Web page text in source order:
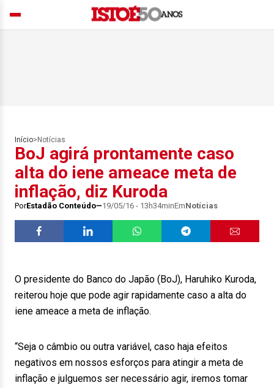
Início> Notícias
BoJ agirá prontamente caso
alta do iene ameace meta de
inflação, diz Kuroda
PorEstadão Conteúdo 19/05/16 - 13h34minEmNotícias
O presidente do Banco do Japão (BoJ), Haruhiko Kuroda,
reiterou hoje que pode agir rapidamente caso a alta do
iene ameace a meta de inflação.
“Seja o câmbio ou outra variável, caso haja efeitos
negativos em nossos esforços para atingir a meta de
inflação e julguemos ser necessário agir, iremos tomar